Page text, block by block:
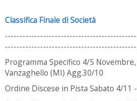
Classifica Finale di Società
Programma Specifico 4/5
Vanzaghello (MI) Agg.30/10
Ordine Discese in Pista Sabato 4/